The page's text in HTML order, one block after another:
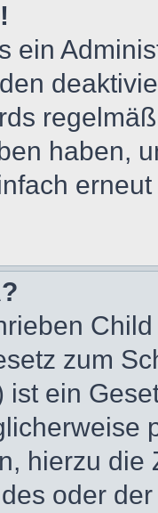
ein
haben,
zum
ist ein
hierzu die
oder